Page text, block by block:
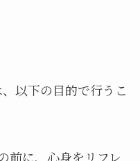
以下の目的で行うこ
前に、心身をリフレ